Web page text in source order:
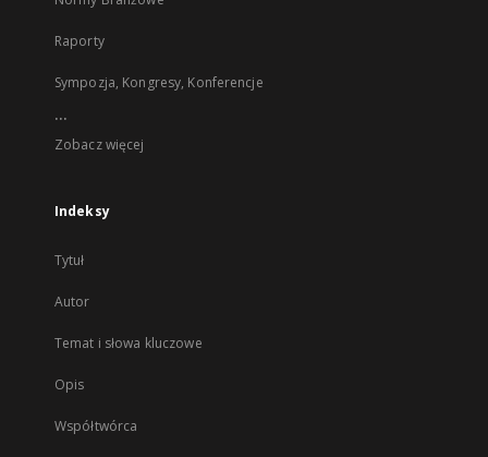
Raporty
Sympozja, Kongresy, Konferencje
...
Zobacz więcej
Indeksy
Tytuł
Autor
Temat i słowa kluczowe
Opis
Współtwórca